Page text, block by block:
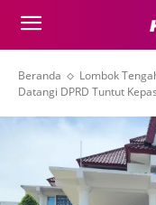
Beranda Lombok
Datangi DPRD Tuntut